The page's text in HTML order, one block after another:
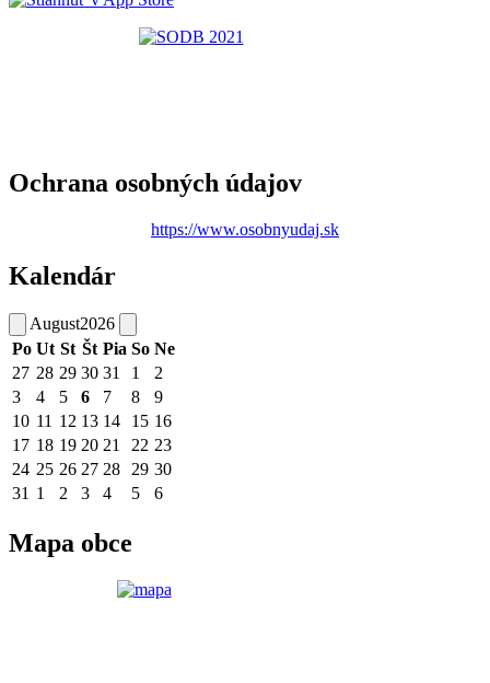
Ochrana osobných údajov
https://www.osobnyudaj.sk
Kalendár
August2026
Po Ut St Št Pia So Ne
27 28 29 30 31 1
2
3
4 5 6 7 8
9
10 11 12 13 14 15 16
17 18 19 20 21 22 23
24 25 26 27 28 29 30
31 1 2 3 4 5 6
Mapa obce